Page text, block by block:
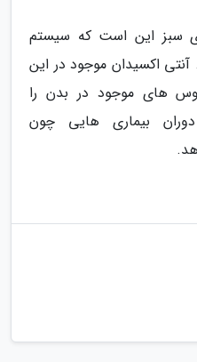
سبز این است که سیستم
اکسیدان موجود در این
های موجود در بدن را
بیماری هایی چون